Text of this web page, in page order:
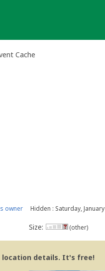
Cache
owner Hidden : Saturday,
Size: (other)
location details. It's free!